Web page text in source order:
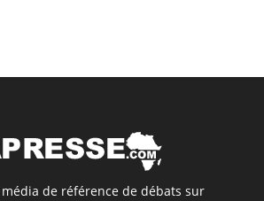
de référence de débats sur